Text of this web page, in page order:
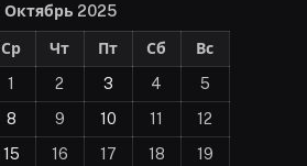
Октябрь 2025
Ср Чт Пт Сб
Вс
1
2 3 4
5
8 9 10 11
12
15 16 17 18
19